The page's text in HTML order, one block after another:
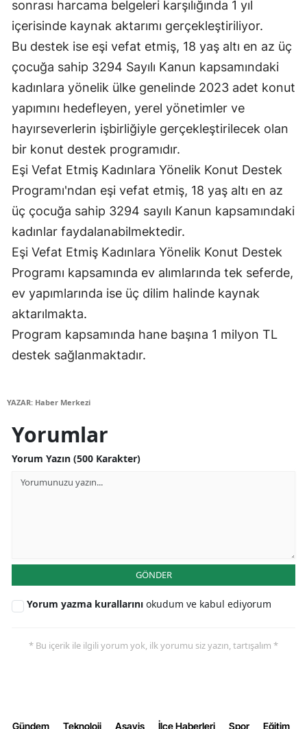
Tunceli
Şanlıurfa
Uşak
Van
Yozgat
Zonguldak
Aksaray
Karaman
Kırıkkale
Şırnak
Düzce
sonrası harcama belgeleri karşılığında 1 yıl
içerisinde kaynak aktarımı gerçekleştiriliyor.
Bu destek ise eşi vefat etmiş, 18 yaş altı en az üç
çocuğa sahip 3294 Sayılı Kanun kapsamındaki
kadınlara yönelik ülke genelinde 2023 adet konut
yapımını hedefleyen, yerel yönetimler ve
hayırseverlerin işbirliğiyle gerçekleştirilecek olan
bir konut destek programıdır.
Eşi Vefat Etmiş Kadınlara Yönelik Konut Destek
Programı'ndan eşi vefat etmiş, 18 yaş altı en az
üç çocuğa sahip 3294 sayılı Kanun kapsamındaki
kadınlar faydalanabilmektedir.
Eşi Vefat Etmiş Kadınlara Yönelik Konut Destek
Programı kapsamında ev alımlarında tek seferde,
ev yapımlarında ise üç dilim halinde kaynak
aktarılmakta.
Program kapsamında hane başına 1 milyon TL
destek sağlanmaktadır.
YAZAR: Haber Merkezi
Yorumlar
Yorum Yazın (500 Karakter)
GÖNDER
Yorum yazma kurallarını okudum ve kabul ediyorum
* Bu içerik ile ilgili yorum yok, ilk yorumu siz yazın, tartışalım *
Gündem Teknoloji Aşayiş İlçe Haberleri Spor Eğitim